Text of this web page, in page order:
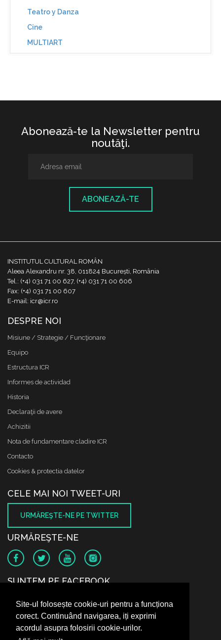
Site-ul folosește cookie-uri pentru a funcționa
corect. Continuând navigarea, iți exprimi
acordul asupra folosirii cookie-urilor.
Teatro y Danza
Cine
MULTIART
Abonează-te la Newsletter pentru
noutăţi.
ABONEAZĂ-TE
INSTITUTUL CULTURAL ROMÂN
Aleea Alexandru nr. 38, 011824 București, România
Tel.: (+4) 031 71 00 627, (+4) 031 71 00 606
Fax: (+4) 031 71 00 607
E-mail: icr@icr.ro
DESPRE NOI
Misiune / Strategie / Funcţionare
Equipo
Estructura ICR
Informes de actividad
Historia
Declaraţii de avere
Achizitii
Nota de fundamentare cladire ICR
Contacto
Cookies & protectia datelor
CELE MAI NOI TWEET-URI
URMĂREŞTE-NE PE TWITTER
URMĂREŞTE-NE
SUNTEM PE FACEBOOK